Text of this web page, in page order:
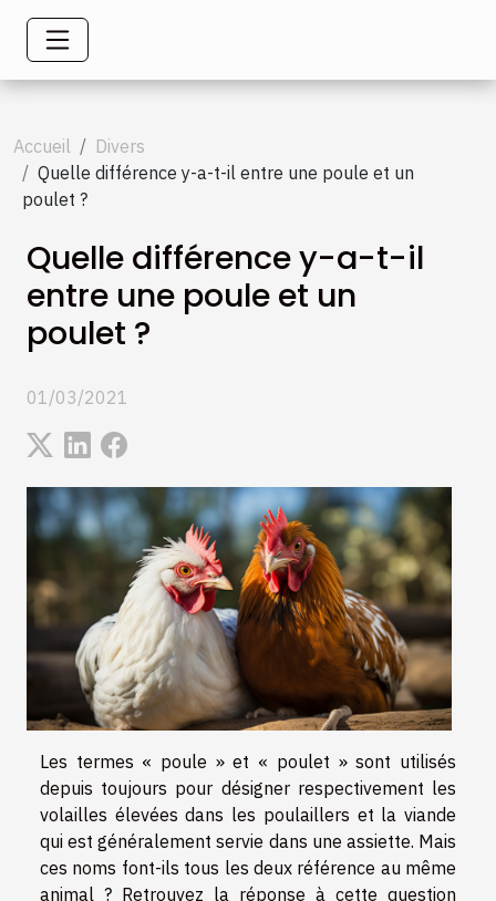
Accueil
Divers
Quelle différence y-a-t-il entre une poule et un
poulet ?
Quelle différence y-a-t-il
entre une poule et un
poulet ?
01/03/2021
Les termes « poule » et « poulet » sont utilisés
depuis toujours pour désigner respectivement les
volailles élevées dans les poulaillers et la viande
qui est généralement servie dans une assiette. Mais
ces noms font-ils tous les deux référence au même
animal ? Retrouvez la réponse à cette question